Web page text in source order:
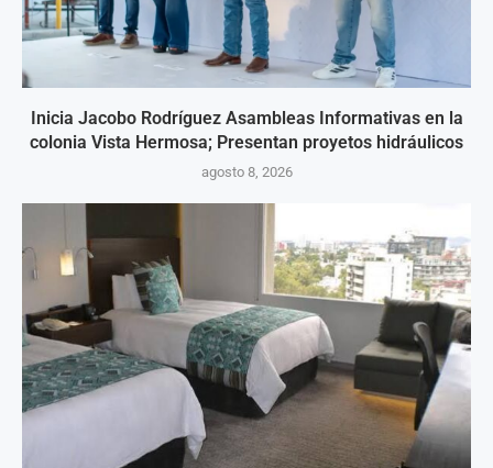
Inicia Jacobo Rodríguez Asambleas Informativas en la
colonia Vista Hermosa; Presentan proyetos hidráulicos
agosto 8, 2026